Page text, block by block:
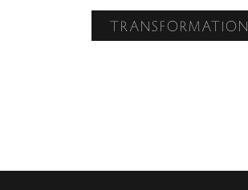
TRANSFORMATION